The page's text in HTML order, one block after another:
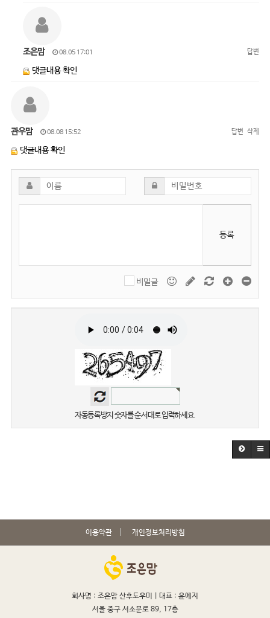
조은맘 08.05 17:01 답변
댓글내용 확인
관우맘 08.08 15:52 답변 삭제
댓글내용 확인
등록
비밀글
자동등록방지 숫자를 순서대로 입력하세요.
이용약관 개인정보처리방침
회사명 : 조은맘 산후도우미 | 대표 : 윤예지
서울 중구 서소문로 89, 17층